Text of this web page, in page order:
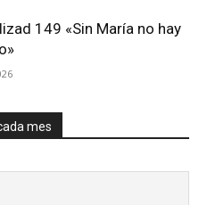
149 «Sin María no hay
mes